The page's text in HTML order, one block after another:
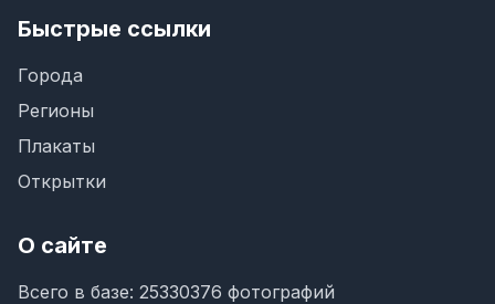
Быстрые ссылки
Города
Регионы
Плакаты
Открытки
О сайте
Всего в базе: 25330376 фотографий